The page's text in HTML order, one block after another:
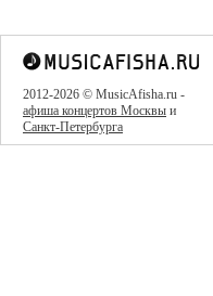
2012-2026 © MusicAfisha.ru -
афиша концертов Москвы и
Санкт-Петербурга